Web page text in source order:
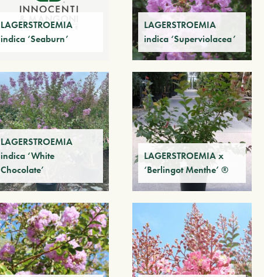
LAGERSTROEMIA
indica ‘Seaburn’
LAGERSTROEMIA
indica ‘Superviolacea’
LAGERSTROEMIA
indica ‘White
Chocolate’
LAGERSTROEMIA x
‘Berlingot Menthe’ ®